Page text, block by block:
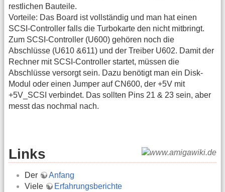
restlichen Bauteile.
Vorteile: Das Board ist vollständig und man hat einen
SCSI-Controller falls die Turbokarte den nicht mitbringt.
Zum SCSI-Controller (U600) gehören noch die
Abschlüsse (U610 &611) und der Treiber U602. Damit der
Rechner mit SCSI-Controller startet, müssen die
Abschlüsse versorgt sein. Dazu benötigt man ein Disk-
Modul oder einen Jumper auf CN600, der +5V mit
+5V_SCSI verbindet. Das sollten Pins 21 & 23 sein, aber
messt das nochmal nach.
Links
Der
Anfang
Viele
Erfahrungsberichte